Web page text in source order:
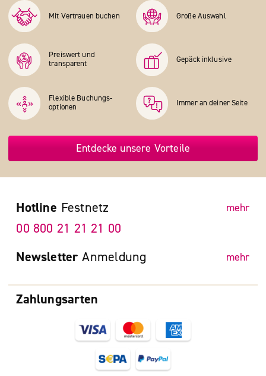
Mit Vertrauen buchen Große Auswahl
Preiswert und
transparent
Gepäck inklusive
Flexible Buchungs­
optionen
Immer an deiner Seite
Entdecke unsere Vorteile
Zahlungsarten
Hotline Festnetz mehr
00 800 21 21 21 00
Newsletter Anmeldung mehr